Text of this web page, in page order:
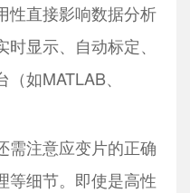
直接影响数据分析
显示、自动标定、
如MATLAB、
注意应变片的正确
等细节。即使是高性